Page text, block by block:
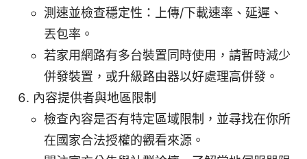
測速並檢查穩定性：上傳/下載速率、延遲、
丟包率。
若家用網路有多台裝置同時使用，請暫時減少
併發裝置，或升級路由器以好處理高併發。
內容提供者與地區限制
檢查內容是否有特定區域限制，並尋找在你所
在國家合法授權的觀看來源。